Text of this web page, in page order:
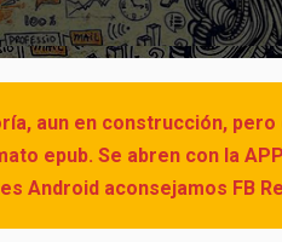
aun en construcción,
epub. Se abren con la
Android aconsejamos FB